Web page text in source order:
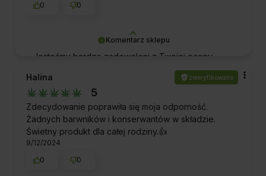
Komentarz sklepu
Jesteśmy bardzo zadowoleni z Twojej oceny
naszej pracy i produktów! Dziękujemy za wsparcie
i za to, że jesteś z nami. Pozdrawiamy!
0
0
Halina zweryfikowano
5
Zdecydowanie poprawiła się moja odporność.
Żadnych barwników i konserwantów w składzie.
Świetny produkt dla całej rodziny.👍️
9/12/2024
0
0